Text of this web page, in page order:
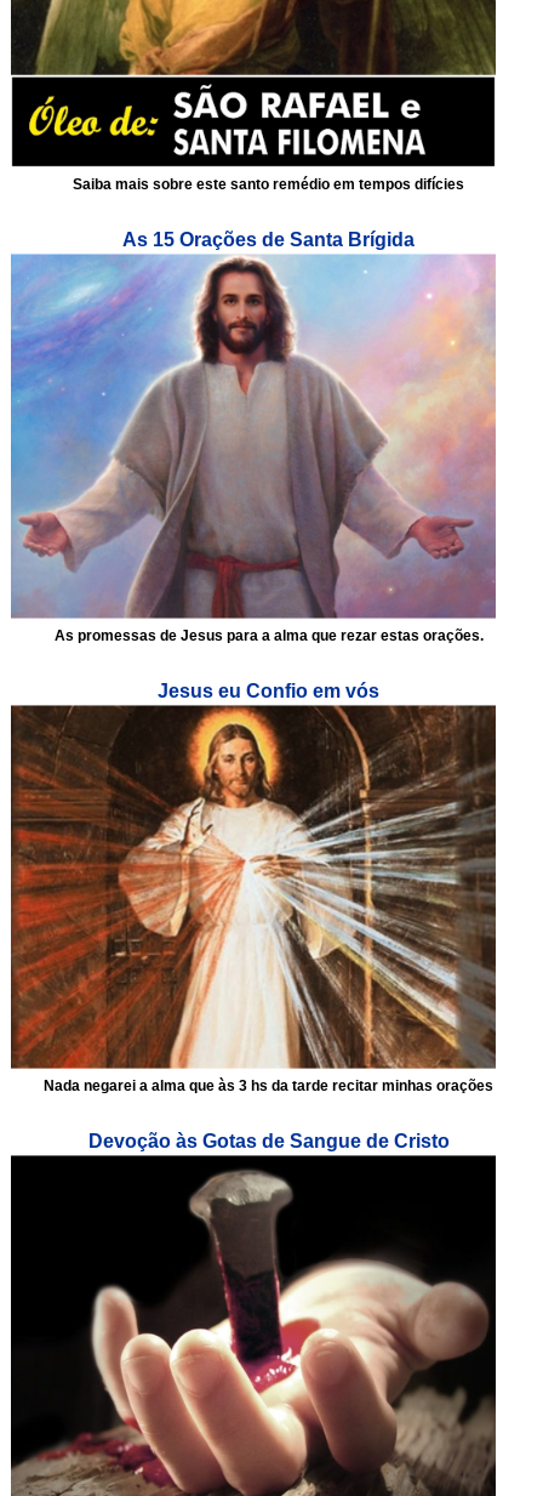
Saiba mais sobre este santo remédio em tempos difícies
As 15 Orações de Santa Brígida
As promessas de Jesus para a alma que rezar estas orações.
Jesus eu Confio em vós
Nada negarei a alma que às 3 hs da tarde recitar minhas orações
Devoção às Gotas de Sangue de Cristo